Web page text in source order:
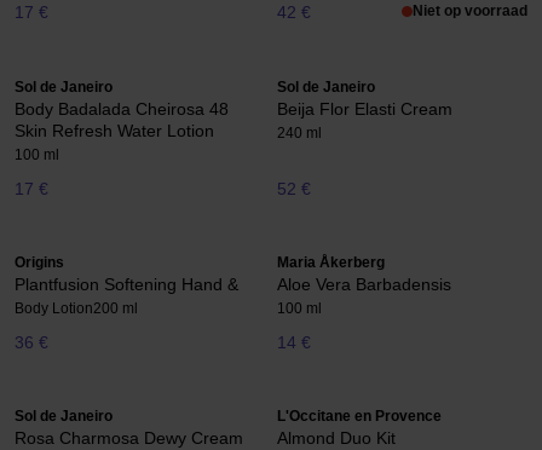
17 € 42 € Niet op voorraad
Sol de Janeiro
Body Badalada Cheirosa 48
Skin Refresh Water Lotion
100 ml
17 €
Sol de Janeiro
Beija Flor Elasti Cream
240 ml
52 €
Origins
Plantfusion Softening Hand &
Body Lotion200 ml
36 €
Maria Åkerberg
Aloe Vera Barbadensis
100 ml
14 €
Sol de Janeiro
Rosa Charmosa Dewy Cream
L'Occitane en Provence
Almond Duo Kit